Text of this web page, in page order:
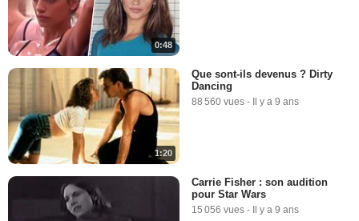
0:48
1:20
Que sont-ils devenus ? Dirty
Dancing
88 560 vues - Il y a 9 ans
Carrie Fisher : son audition
pour Star Wars
15 056 vues - Il y a 9 ans